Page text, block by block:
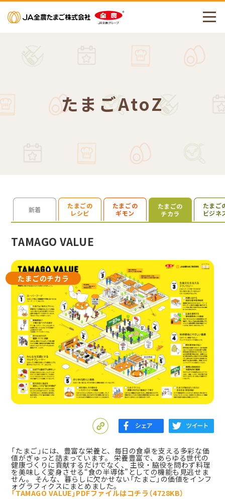
メニューを開く
たまごAtoZ
新着
たまごの
レシピ
たまごの
ギモン
たまごの
チカラ
たまご
ビジネ
検索を開く
TAMAGO VALUE
たまごのチカラ
「たまご」には、豊富な栄養と、毎日の食卓を支える多彩な価
値がぎゅっと詰まっています。 栄養豊富で、あらゆる世代の
健康づくりに貢献するだけでなく、 主役・脇役を問わず料理
を美味しく変身させる“食の半導体”としての機能も見逃せま
せん。 そんな、暮らしに欠かせない「たまご」の価値をインフ
ォグラフィクスにまとめました。
「TAMAGO VALUE」PDFファイルはコチラ（4728KB）